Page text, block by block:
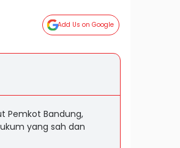
Add Us on Google
Pemkot Bandung,
yang sah dan